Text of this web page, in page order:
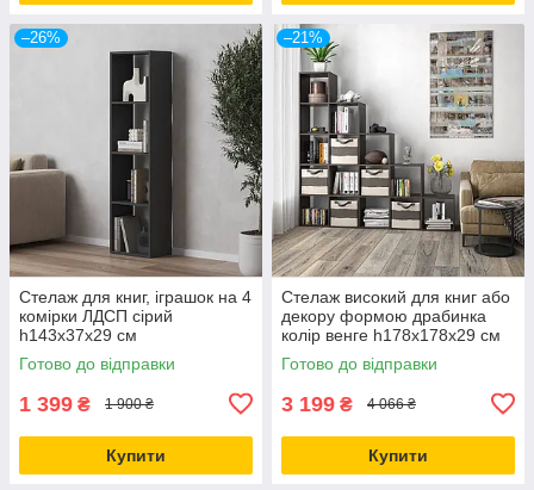
–26%
Стелаж для книг, іграшок на 4
комірки ЛДСП сірий
h143х37х29 см
Готово до відправки
1 399 ₴ 1 900 ₴
Купити
–21%
Стелаж високий для книг або
декору формою драбинка
колір венге h178х178х29 см
Готово до відправки
3 199 ₴ 4 066 ₴
Купити